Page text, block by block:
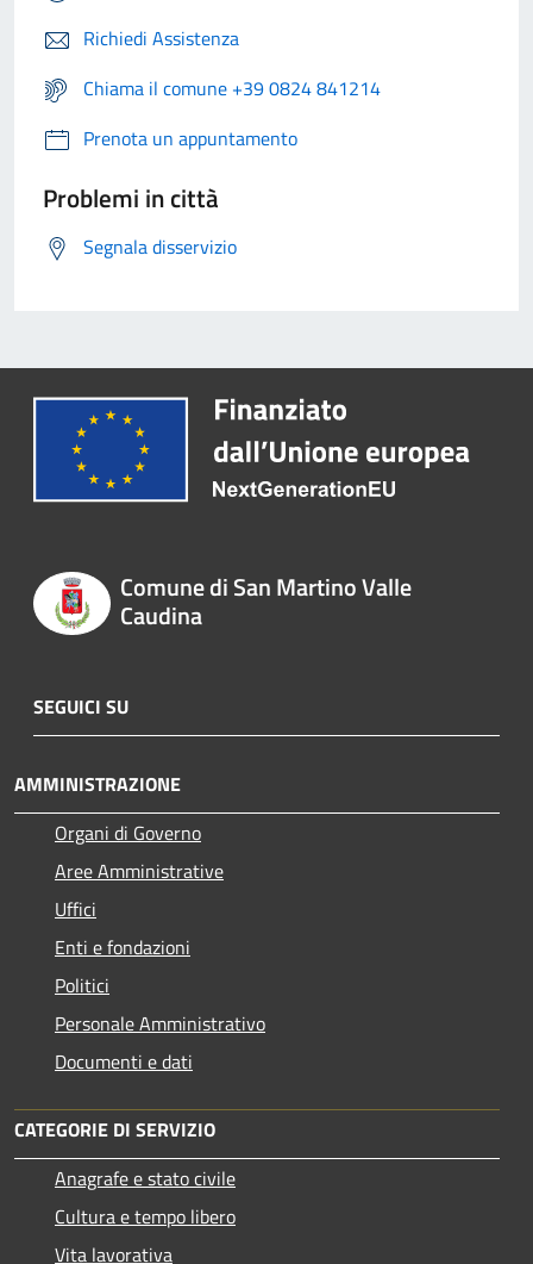
Richiedi Assistenza
Chiama il comune +39 0824 841214
Prenota un appuntamento
Problemi in città
Segnala disservizio
Comune di San Martino Valle
Caudina
SEGUICI SU
AMMINISTRAZIONE
Organi di Governo
Aree Amministrative
Uffici
Enti e fondazioni
Politici
Personale Amministrativo
Documenti e dati
CATEGORIE DI SERVIZIO
Anagrafe e stato civile
Cultura e tempo libero
Vita lavorativa